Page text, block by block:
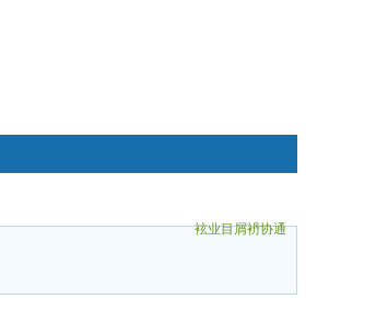
袨业目屑袇协通